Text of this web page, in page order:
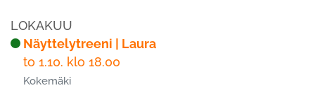
LOKAKUU
Näyttelytreeni | Laura
to 1.10. klo 18.00
Kokemäki